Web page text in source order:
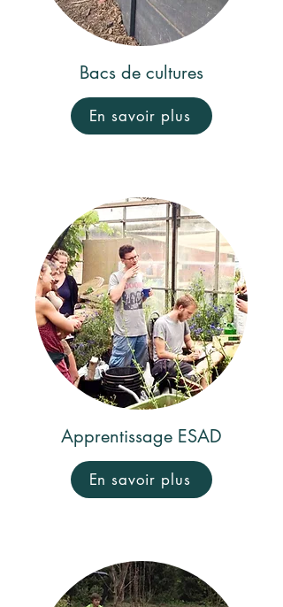
Bacs de cultures
En savoir plus
Apprentissage ESAD
En savoir plus